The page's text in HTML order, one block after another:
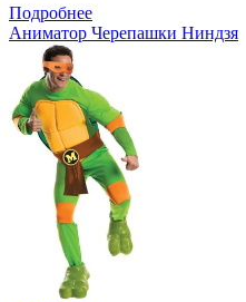
Подробнее
Аниматор Черепашки Ниндзя